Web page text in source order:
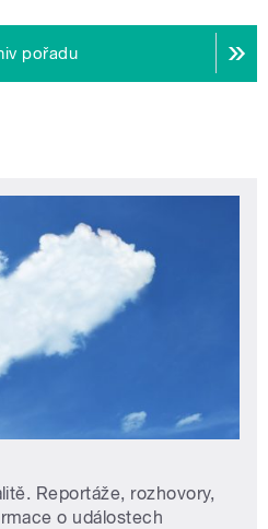
pořadu
Reportáže, rozhovory,
o událostech